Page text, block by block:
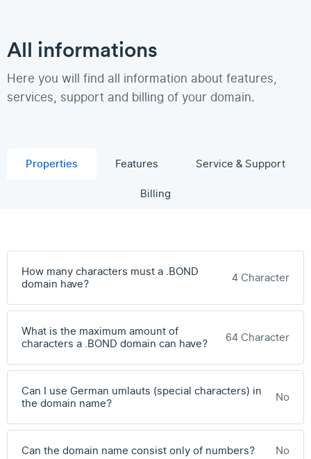
All informations
Here you will find all information about features,
services, support and billing of your domain.
Properties Features
Service & Support
Billing
How many characters must a .BOND
domain have?
4 Character
What is the maximum amount of
characters a .BOND domain can have?
64 Character
Can I use German umlauts (special characters) in
the domain name?
No
Can the domain name consist only of numbers? No